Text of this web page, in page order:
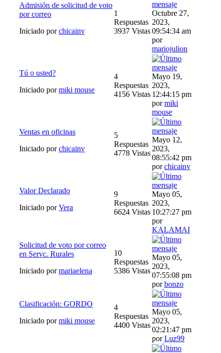
Admisión de solicitud de voto
por correo
Iniciado porchicainv
1
Respuestas
3937 Vistas
Octubre 27,
2023,
09:54:34 am
por
mariojulion
Tú o usted?
Iniciado pormiki mouse
4
Respuestas
4156 Vistas
Mayo 19,
2023,
12:44:15 pm
pormiki
mouse
Ventas en oficinas
Iniciado porchicainv
5
Respuestas
4778 Vistas
Mayo 12,
2023,
08:55:42 pm
porchicainv
Valor Declarado
Iniciado porVera
9
Respuestas
6624 Vistas
Mayo 05,
2023,
10:27:27 pm
por
KALAMAI
Solicitud de voto por correo
en Servc. Rurales
Iniciado pormariaelena
10
Respuestas
5386 Vistas
Mayo 05,
2023,
07:55:08 pm
porbonzo
Clasificación: GORDO
Iniciado pormiki mouse
4
Respuestas
4400 Vistas
Mayo 05,
2023,
02:21:47 pm
porLuz99